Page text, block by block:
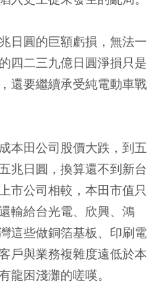
日圓的巨額虧損，無法一
四二三九億日圓淨損只是
還要繼續承受純電動車戰
本田公司股價大跌，到五
兆日圓，換算還不到新台
市公司相較，本田市值只
輸給台光電、欣興、鴻
這些做銅箔基板、印刷電
戶與業務複雜度遠低於本
龍困淺灘的嗟嘆。